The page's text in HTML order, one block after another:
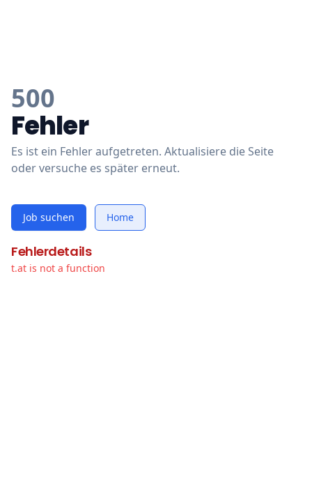
500
Fehler
Es ist ein Fehler aufgetreten. Aktualisiere die Seite
oder versuche es später erneut.
Job suchen Home
Fehlerdetails
t.at is not a function